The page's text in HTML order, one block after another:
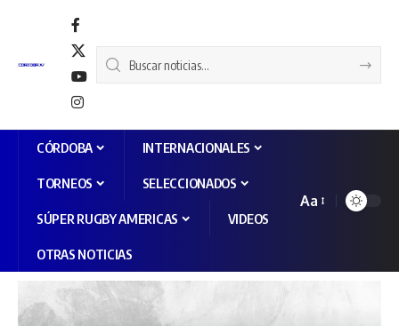
CÓRDOBA INTERNACIONALES
TORNEOS SELECCIONADOS
SÚPER RUGBY AMERICAS VIDEOS
OTRAS NOTICIAS
Aa